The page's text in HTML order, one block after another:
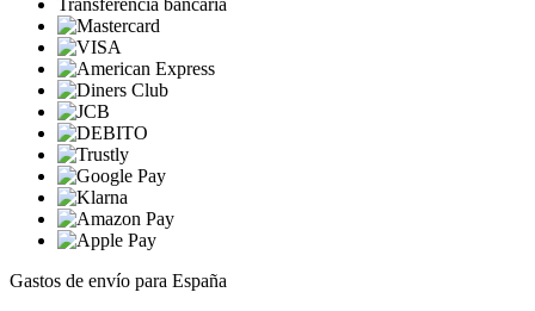
Transferencia bancaria
Gastos de envío para España